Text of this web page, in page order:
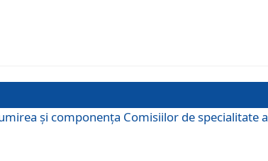
şi componenţa Comisiilor de specialitate